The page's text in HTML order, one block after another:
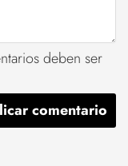
deben ser